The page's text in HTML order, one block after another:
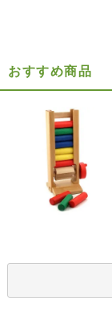
おすすめ商品